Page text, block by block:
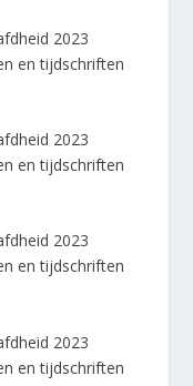
2023
en tijdschriften
2023
en tijdschriften
2023
en tijdschriften
2023
en tijdschriften